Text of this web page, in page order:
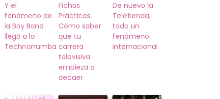
Y el
fenómeno de
la Boy Band
llegó a la
Technorrumba
Fichas
Prácticas:
Cómo saber
que tu
carrera
televisiva
empieza a
decaer
De nuevo la
Teletienda,
todo un
fenómeno
internacional